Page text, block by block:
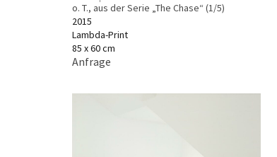
o. T., aus der Serie „The Chase“ (1/5)
2015
Lambda-Print
85 x 60 cm
Anfrage